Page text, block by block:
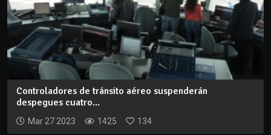
Controladores de tránsito aéreo suspenderán
despegues cuatro...
Mar 27 2023 1425 134